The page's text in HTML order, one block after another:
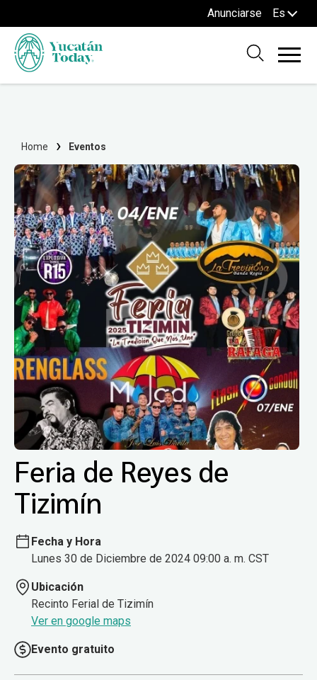
Anunciarse Es
Home Eventos
Feria de Reyes de
Tizimín
Fecha y Hora
Lunes 30 de Diciembre de 2024 09:00 a. m. CST
Ubicación
Recinto Ferial de Tizimín
Ver en google maps
Evento gratuito